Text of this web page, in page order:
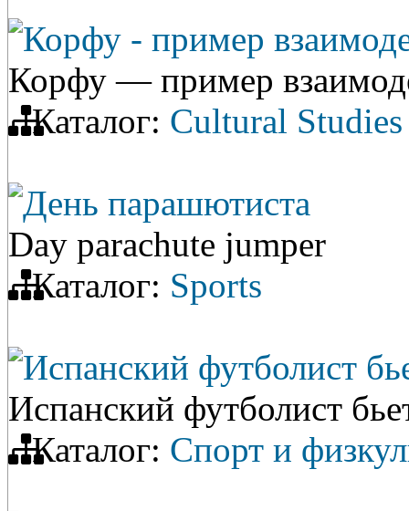
Корфу - пример
Корфу — пример
Каталог: Cultural Studies
День парашютиста
Day parachute jumper
Каталог: Sports
Испанский футболист
Испанский футболист
Каталог: Спорт и